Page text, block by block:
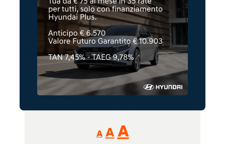
A
Reducir
tamaño
A Restablecer
AAumentar